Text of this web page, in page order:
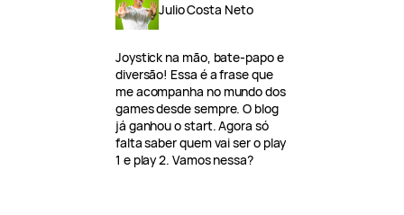
Julio Costa Neto
Joystick na mão, bate-papo e
diversão! Essa é a frase que
me acompanha no mundo dos
games desde sempre. O blog
já ganhou o start. Agora só
falta saber quem vai ser o play
1 e play 2. Vamos nessa?